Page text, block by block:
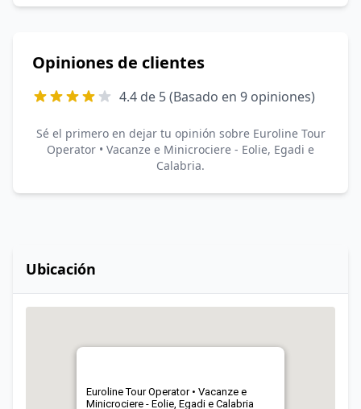
Opiniones de clientes
4.4 de 5 (Basado en 9 opiniones)
Sé el primero en dejar tu opinión sobre Euroline Tour
Operator • Vacanze e Minicrociere - Eolie, Egadi e
Calabria.
Ubicación
Euroline Tour Operator • Vacanze e
Minicrociere - Eolie, Egadi e Calabria